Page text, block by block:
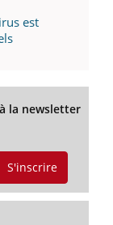
est
la newsletter
S'inscrire